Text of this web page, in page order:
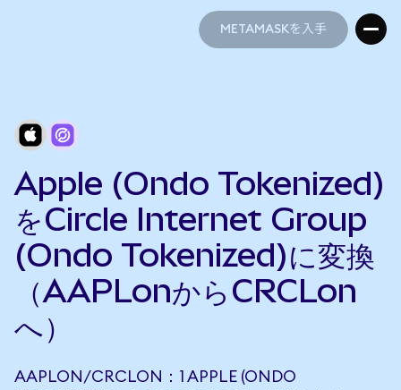
METAMASKを入手
Apple (Ondo Tokenized)
をCircle Internet Group
(Ondo Tokenized)に変換
（AAPLonからCRCLon
へ）
AAPLON/CRCLON：1 APPLE (ONDO